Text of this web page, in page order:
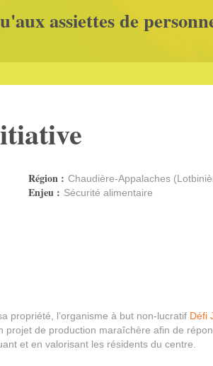
assiettes de
Région : Chaudière-Appalaches
Enjeu : Sécurité alimentaire
propriété, l’organisme à but non-lucratif Défi
projet de production maraîchère afin de
et en valorisant les résidents du centre.